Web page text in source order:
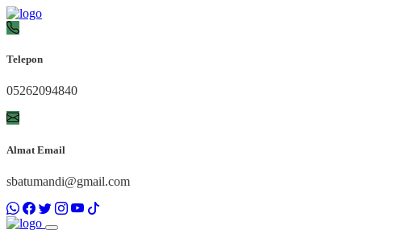
Telepon
05262094840
Almat Email
sbatumandi@gmail.com